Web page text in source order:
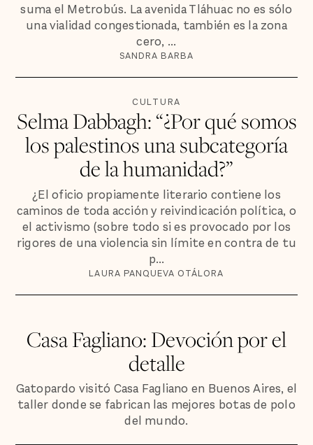
suma el Metrobús. La avenida Tláhuac no es sólo
una vialidad congestionada, también es la zona
cero, ...
SANDRA BARBA
CULTURA
Selma Dabbagh: “¿Por qué somos
los palestinos una subcategoría
de la humanidad?”
¿El oficio propiamente literario contiene los
caminos de toda acción y reivindicación política, o
el activismo (sobre todo si es provocado por los
rigores de una violencia sin límite en contra de tu
p...
LAURA PANQUEVA OTÁLORA
Casa Fagliano: Devoción por el
detalle
Gatopardo visitó Casa Fagliano en Buenos Aires, el
taller donde se fabrican las mejores botas de polo
del mundo.